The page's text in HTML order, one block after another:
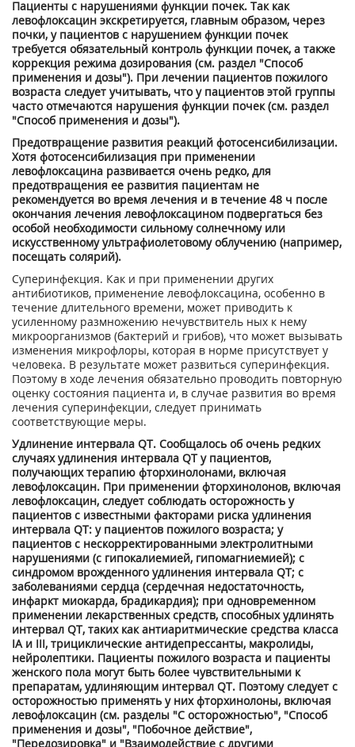
Пациенты с нарушениями функции почек. Так как
левофлоксацин экскретируется, главным образом, через
почки, у пациентов с нарушением функции почек
требуется обязательный контроль функции почек, а также
коррекция режима дозирования (см. раздел "Способ
применения и дозы"). При лечении пациентов пожилого
возраста следует учитывать, что у пациентов этой группы
часто отмечаются нарушения функции почек (см. раздел
"Способ применения и дозы").
Предотвращение развития реакций фотосенсибилизации.
Хотя фотосенсибилизация при применении
левофлоксацина развивается очень редко, для
предотвращения ее развития пациентам не
рекомендуется во время лечения и в течение 48 ч после
окончания лечения левофлоксацином подвергаться без
особой необходимости сильному солнечному или
искусственному ультрафиолетовому облучению (например,
посещать солярий).
Суперинфекция. Как и при применении других
антибиотиков, применение левофлоксацина, особенно в
течение длительного времени, может приводить к
усиленному размножению нечувствитель ных к нему
микроорганизмов (бактерий и грибов), что может вызывать
изменения микрофлоры, которая в норме присутствует у
человека. В результате может развиться суперинфекция.
Поэтому в ходе лечения обязательно проводить повторную
оценку состояния пациента и, в случае развития во время
лечения суперинфекции, следует принимать
соответствующие меры.
Удлинение интервала QT. Сообщалось об очень редких
случаях удлинения интервала QT у пациентов,
получающих терапию фторхинолонами, включая
левофлоксацин. При применении фторхинолонов, включая
левофлоксацин, следует соблюдать осторожность у
пациентов с известными факторами риска удлинения
интервала QT: у пациентов пожилого возраста; у
пациентов с нескорректированными электролитными
нарушениями (с гипокалиемией, гипомагниемией); с
синдромом врожденного удлинения интервала QT; с
заболеваниями сердца (сердечная недостаточность,
инфаркт миокарда, брадикардия); при одновременном
применении лекарственных средств, способных удлинять
интервал QT, таких как антиаритмические средства класса
IA и III, трициклические антидепрессанты, макролиды,
нейролептики. Пациенты пожилого возраста и пациенты
женского пола могут быть более чувствительными к
препаратам, удлиняющим интервал QT. Поэтому следует с
осторожностью применять у них фторхинолоны, включая
левофлоксацин (см. разделы "С осторожностью", "Способ
применения и дозы", "Побочное действие",
"Передозировка" и "Взаимодействие с другими